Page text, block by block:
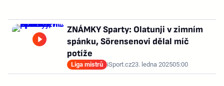
ZNÁMKY Sparty: Olatunji v zimním
spánku, Sörensenovi dělal míč
potíže
Liga mistrů iSport.cz23. ledna 202505:00